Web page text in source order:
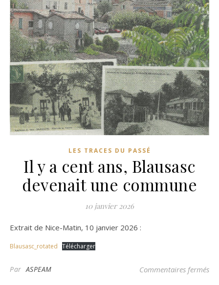
LES TRACES DU PASSÉ
Il y a cent ans, Blausasc
devenait une commune
10 janvier 2026
Extrait de Nice-Matin, 10 janvier 2026 :
Blausasc_rotated Télécharger
ParASPEAM Commentaires fermés